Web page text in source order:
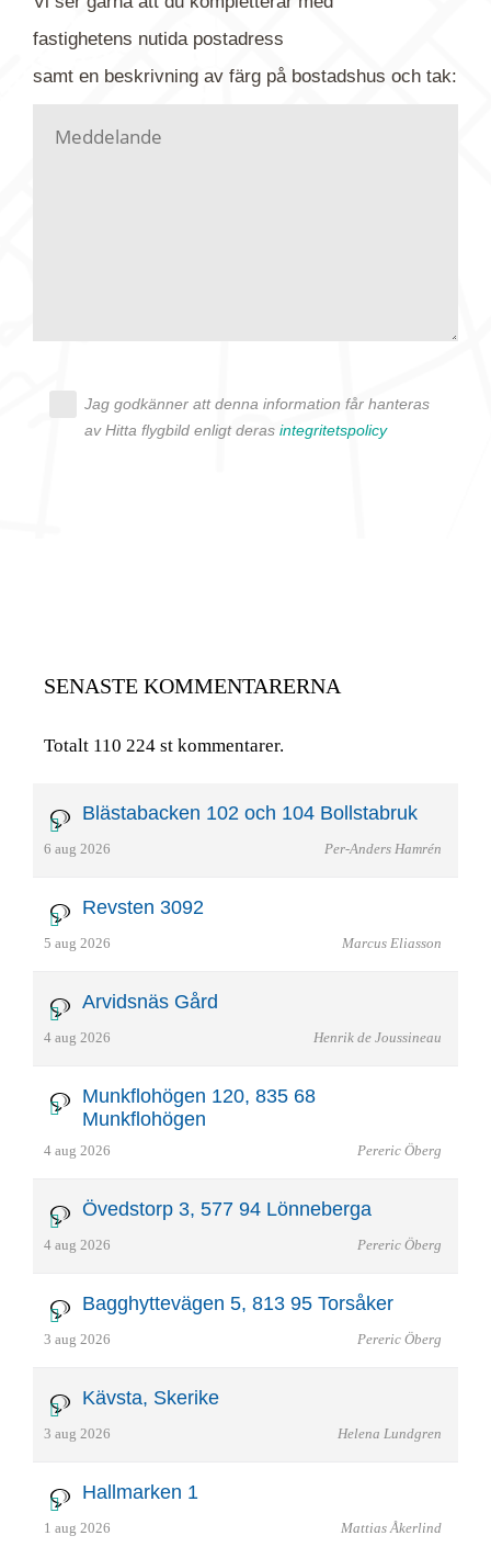
kontaktar dig så fort vi kan, givetvis utan
fastighetens nutidapostadress
samt en beskrivning av färg på bostadshus och tak:
Jag godkänner att denna information får hanteras
av Hitta flygbild enligt deras integritetspolicy
SENASTE KOMMENTARERNA
Totalt 110 224 st kommentarer.
Blästabacken 102 och 104 Bollstabruk
6 aug 2026 Per-Anders Hamrén
Revsten 3092
5 aug 2026 Marcus Eliasson
Arvidsnäs Gård
4 aug 2026 Henrik de Joussineau
Munkflohögen 120, 835 68
Munkflohögen
4 aug 2026 Pereric Öberg
Övedstorp 3, 577 94 Lönneberga
4 aug 2026 Pereric Öberg
Bagghyttevägen 5, 813 95 Torsåker
3 aug 2026 Pereric Öberg
Kävsta, Skerike
3 aug 2026 Helena Lundgren
Hallmarken 1
1 aug 2026 Mattias Åkerlind